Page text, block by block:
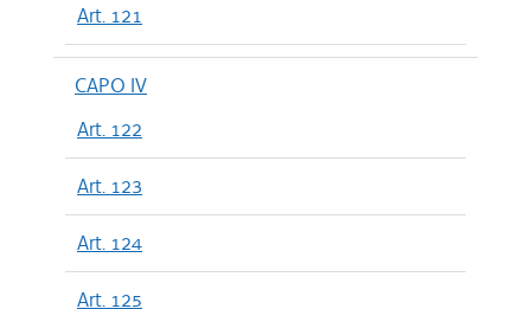
Art. 121
CAPO IV
Art. 122
Art. 123
Art. 124
Art. 125